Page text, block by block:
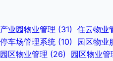
产业园物业管理 (31) 住云物业
停车场管理系统 (10) 园区物业
园区物业管理 (26) 园区物业管